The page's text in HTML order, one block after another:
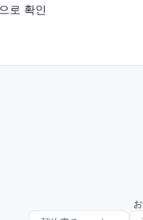
로 확인